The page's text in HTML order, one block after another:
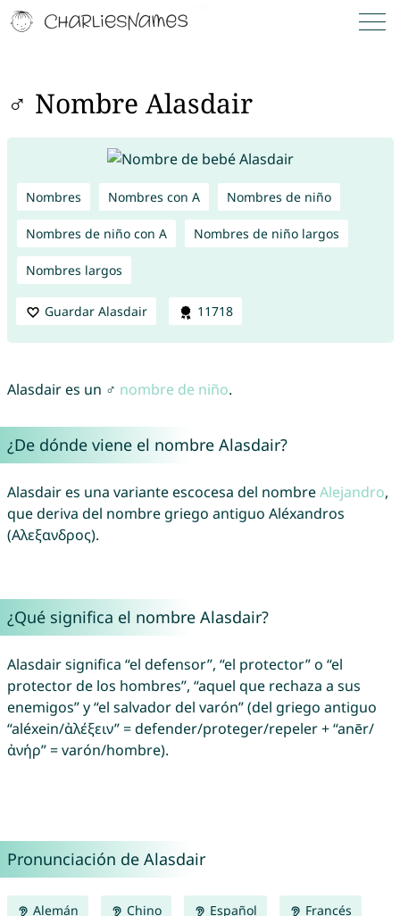
♂ Nombre Alasdair
Nombres Nombres con A Nombres de niño
Nombres de niño con A Nombres de niño largos
Nombres largos
Guardar Alasdair 11718
Alasdair es un ♂ nombre de niño.
¿De dónde viene el nombre Alasdair?
Alasdair es una variante escocesa del nombreAlejandro,
que deriva del nombre griego antiguo Aléxandros
(Αλεξανδρος).
¿Qué significa el nombre Alasdair?
Alasdair significa “el defensor”, “el protector” o “el
protector de los hombres”, “aquel que rechaza a sus
enemigos” y “el salvador del varón” (del griego antiguo
“aléxein/ἀλέξειν” = defender/proteger/repeler + “anēr/
ἀνήρ” = varón/hombre).
Pronunciación de Alasdair
Alemán Chino Español Francés